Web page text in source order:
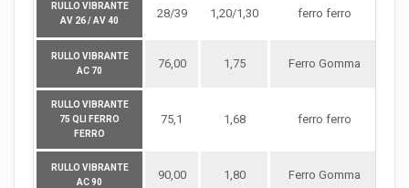
RULLO VIBRANTE
AV 26 / AV 40
28/39 1,20/1,30 ferro ferro
RULLO VIBRANTE
AC 70
76,00 1,75 Ferro Gomma
RULLO VIBRANTE
75 QLI FERRO
FERRO
75,1 1,68 ferro ferro
RULLO VIBRANTE
AC 90
90,00 1,80 Ferro Gomma